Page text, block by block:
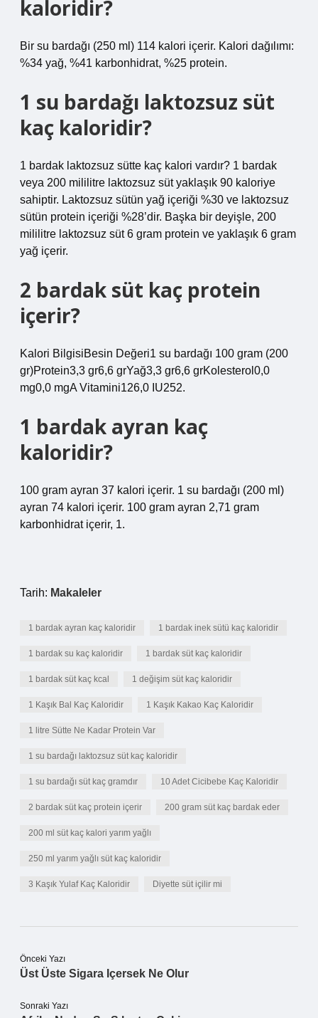
kaloridir?
Bir su bardağı (250 ml) 114 kalori içerir. Kalori dağılımı:
%34 yağ, %41 karbonhidrat, %25 protein.
1 su bardağı laktozsuz süt
kaç kaloridir?
1 bardak laktozsuz sütte kaç kalori vardır? 1 bardak
veya 200 mililitre laktozsuz süt yaklaşık 90 kaloriye
sahiptir. Laktozsuz sütün yağ içeriği %30 ve laktozsuz
sütün protein içeriği %28’dir. Başka bir deyişle, 200
mililitre laktozsuz süt 6 gram protein ve yaklaşık 6 gram
yağ içerir.
2 bardak süt kaç protein
içerir?
Kalori BilgisiBesin Değeri1 su bardağı 100 gram (200
gr)Protein3,3 gr6,6 grYağ3,3 gr6,6 grKolesterol0,0
mg0,0 mgA Vitamini126,0 IU252.
1 bardak ayran kaç
kaloridir?
100 gram ayran 37 kalori içerir. 1 su bardağı (200 ml)
ayran 74 kalori içerir. 100 gram ayran 2,71 gram
karbonhidrat içerir, 1.
Tarih: Makaleler
1 bardak ayran kaç kaloridir 1 bardak inek sütü kaç kaloridir
1 bardak su kaç kaloridir 1 bardak süt kaç kaloridir
1 bardak süt kaç kcal 1 değişim süt kaç kaloridir
1 Kaşık Bal Kaç Kaloridir 1 Kaşık Kakao Kaç Kaloridir
1 litre Sütte Ne Kadar Protein Var
1 su bardağı laktozsuz süt kaç kaloridir
1 su bardağı süt kaç gramdır 10 Adet Cicibebe Kaç Kaloridir
2 bardak süt kaç protein içerir 200 gram süt kaç bardak eder
200 ml süt kaç kalori yarım yağlı
250 ml yarım yağlı süt kaç kaloridir
3 Kaşık Yulaf Kaç Kaloridir Diyette süt içilir mi
Önceki Yazı
Üst Üste Sigara Içersek Ne Olur
Sonraki Yazı